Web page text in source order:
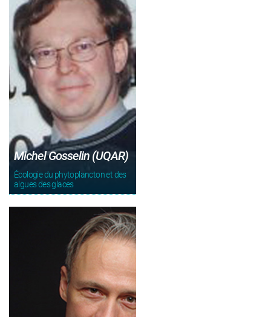
Michel Gosselin (UQAR)
Écologie du phytoplancton et des
algues des glaces